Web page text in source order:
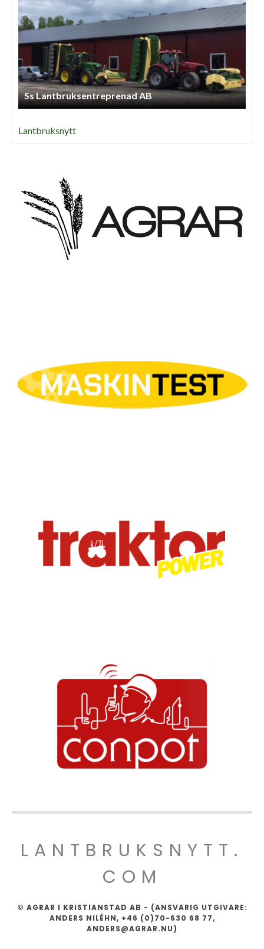
Ss Lantbruksentreprenad AB
Lantbruksnytt
LANTBRUKSNYTT.
COM
© AGRAR I KRISTIANSTAD AB - (ANSVARIG UTGIVARE:
ANDERS NILÉHN, +46 (0)70-630 68 77,
ANDERS@AGRAR.NU)